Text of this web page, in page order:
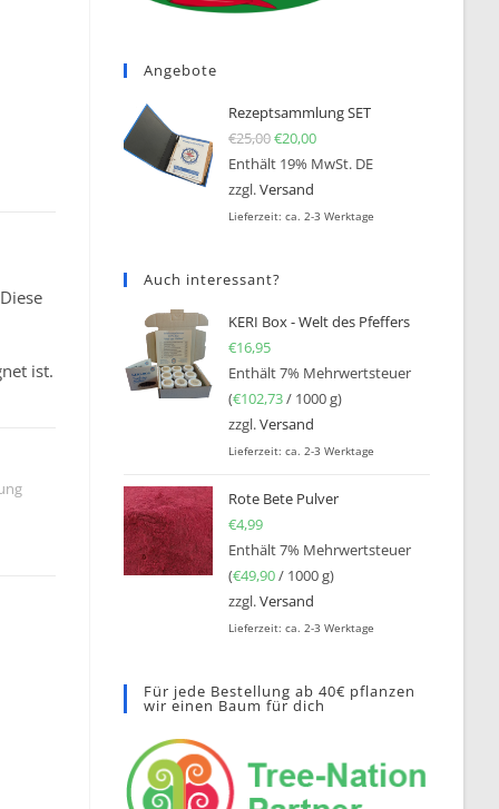
ist.
Angebote
Rezeptsammlung SET
€25,00Ursprünglicher Preis war:
€20,00Aktueller Preis ist:
Enthält 19% MwSt. DE
zzgl.Versand
Lieferzeit: ca. 2-3 Werktage
Auch interessant?
KERI Box - Welt des Pfeffers
€16,95
Enthält 7% Mehrwertsteuer
(€102,73/ 1000 g)
zzgl.Versand
Lieferzeit: ca. 2-3 Werktage
Rote Bete Pulver
€4,99
Enthält 7% Mehrwertsteuer
(€49,90/ 1000 g)
zzgl.Versand
Lieferzeit: ca. 2-3 Werktage
Für jede Bestellung ab 40€ pflanzen
wir einen Baum für dich